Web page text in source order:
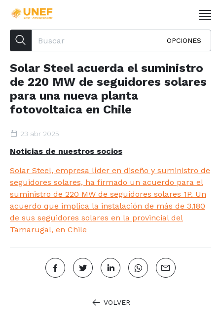
OPCIONES
Solar Steel acuerda el suministro
de 220 MW de seguidores solares
para una nueva planta
fotovoltaica en Chile
23 abr 2025
Noticias de nuestros socios
Solar Steel, empresa líder en diseño y suministro de
seguidores solares, ha firmado un acuerdo para el
suministro de 220 MW de seguidores solares 1P. Un
acuerdo que implica la instalación de más de 3.180
de sus seguidores solares en la provincial del
Tamarugal, en Chile
VOLVER